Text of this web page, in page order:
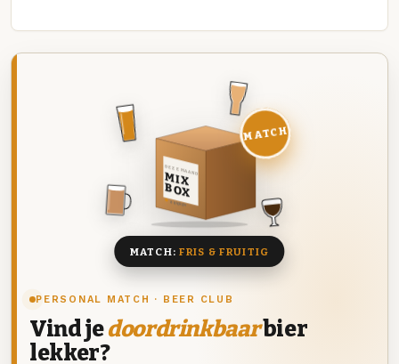
PERSONAL MATCH · BEER CLUB
Vind jedoordrinkbaarbier
lekker?
DEZE MAAND
MIX
BOX
8 BIEREN
MATCH
MATCH: FRIS & FRUITIG